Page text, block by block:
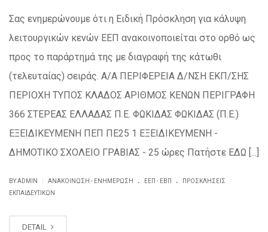
Σας ενημερώνουμε ότι η Ειδική Πρόσκληση για κάλυψη
λειτουργικών κενών ΕΕΠ ανακοινοποιείται στο ορθό ως
προς το παράρτημά της με διαγραφή της κάτωθι
(τελευταίας) σειράς. Α/Α ΠΕΡΙΦΕΡΕΙΑ Δ/ΝΣΗ ΕΚΠ/ΣΗΣ
ΠΕΡΙΟΧΗ ΤΥΠΟΣ ΚΛΑΔΟΣ ΑΡΙΘΜΟΣ ΚΕΝΩΝ ΠΕΡΙΓΡΑΦΗ
366 ΣΤΕΡΕΑΣ ΕΛΛΑΔΑΣ Π.Ε. ΦΩΚΙΔΑΣ ΦΩΚΙΔΑΣ (Π.Ε.)
ΕΞΕΙΔΙΚΕΥΜΕΝΗ ΠΕΠ ΠΕ25 1 ΕΞΕΙΔΙΚΕΥΜΕΝΗ -
ΔΗΜΟΤΙΚΟ ΣΧΟΛΕΙΟ ΓΡΑΒΙΑΣ - 25 ώρες Πατήστε ΕΔΩ [...]
BY ADMIN ΑΝΑΚΟΊΝΩΣΗ - ΕΝΗΜΈΡΩΣΗ . ΕΕΠ - ΕΒΠ .
ΠΡΟΣΚΛΗΣΕΙΣ
ΕΚΠΑΙΔΕΥΤΙΚΏΝ
DETAIL